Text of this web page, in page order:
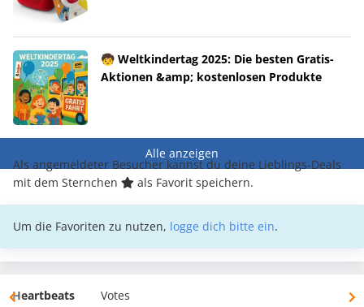
🧒 Weltkindertag 2025: Die besten Gratis-
Aktionen &amp; kostenlosen Produkte
Alle anzeigen
Als angemeldeter Besucher kannst du deine Lieblings-Deals
mit dem Sternchen
als Favorit speichern.
Um die Favoriten zu nutzen, logge dich bitte ein.
Heartbeats Votes